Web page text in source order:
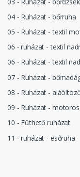
04 - Ruházat - bőrruha
05 - Ruházat - textil
06 - ruházat - textil
06 - Ruházat - textil
07 - Ruházat -
08 - Ruházat -
09 - Ruházat -
10 - Fűthető ruházat
11 - ruházat - esőruha